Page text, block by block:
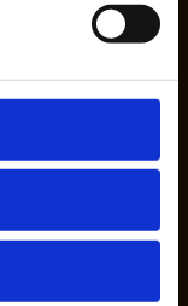
S.A. was
in his